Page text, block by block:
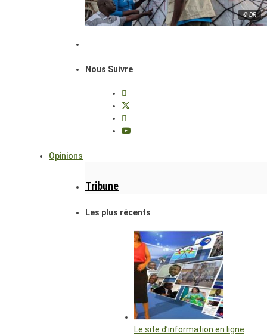
© DR
Nous Suivre
Opinions
Tribune
Les plus récents
Le site d’information en ligne